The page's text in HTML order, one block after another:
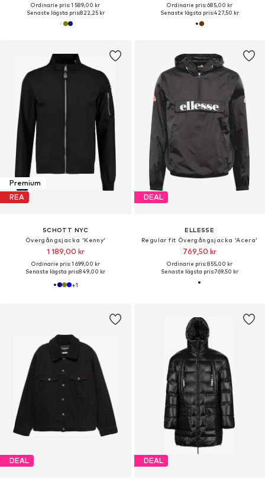
Ordinarie pris: 1 589,00 kr
Senaste lägsta pris:822,25 kr
Ordinarie pris: 685,00 kr
Senaste lägsta pris:427,50 kr
Premium
REA
SCHOTT NYC
Övergångsjacka 'Kenny'
1 189,00 kr
Ordinarie pris: 1 699,00 kr
Senaste lägsta pris:849,00 kr
+1
DEAL
ELLESSE
Regular fit Övergångsjacka 'Acera'
769,50 kr
Ordinarie pris: 855,00 kr
Senaste lägsta pris:769,50 kr
DEAL DEAL